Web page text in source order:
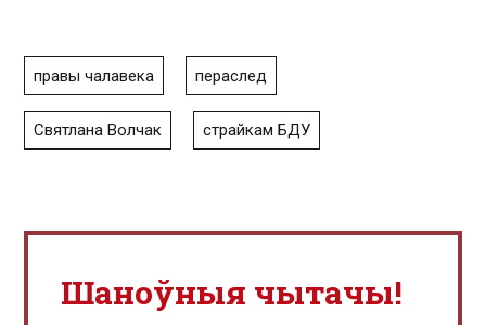
правы чалавека пераслед
Святлана Волчак страйкам БДУ
Шаноўныя чытачы!